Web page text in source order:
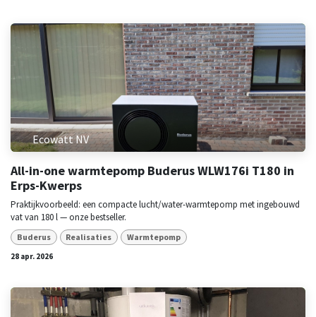
Ecowatt NV
All-in-one warmtepomp Buderus WLW176i T180 in
Erps-Kwerps
Praktijkvoorbeeld: een compacte lucht/water-warmtepomp met ingebouwd
vat van 180 l — onze bestseller.
Buderus Realisaties Warmtepomp
28 apr. 2026